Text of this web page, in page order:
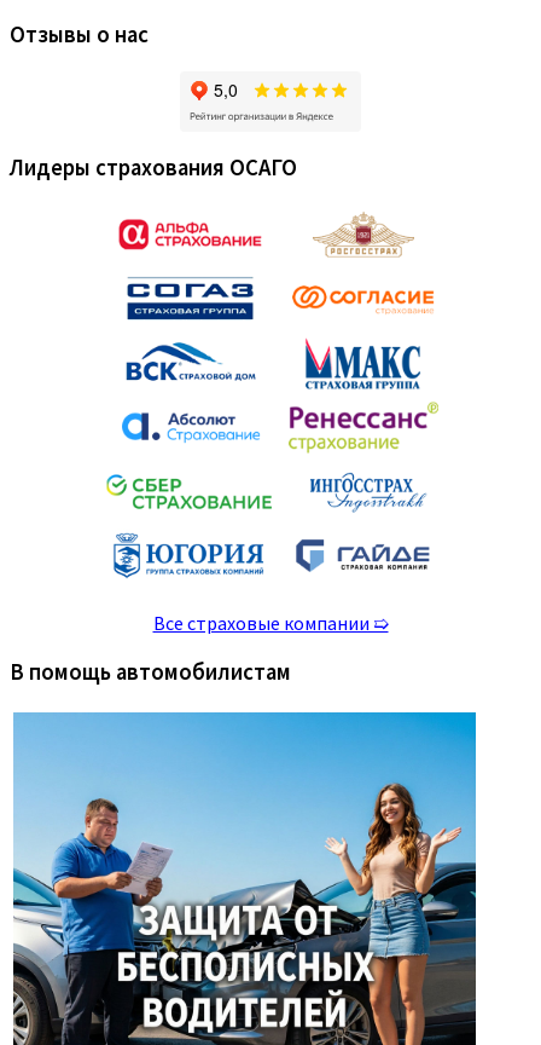
Отзывы о нас
Лидеры страхования ОСАГО
Все страховые компании ➯
В помощь автомобилистам